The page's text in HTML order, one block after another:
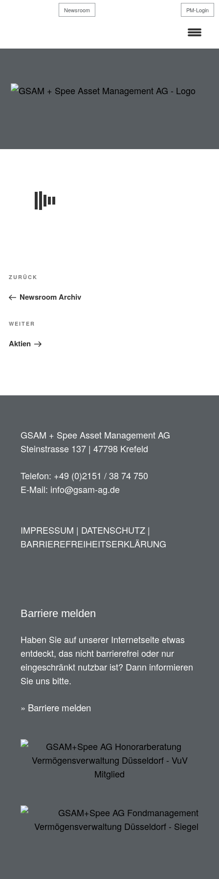
Newsroom PM-Login
Vorheriger
ZURÜCK
Newsroom Archiv
Nächster
WEITER
Aktien
GSAM + Spee Asset Management AG
Steinstrasse 137 | 47798 Krefeld
Telefon: +49 (0)2151 / 38 74 750
E-Mail: info@gsam-ag.de
IMPRESSUM | DATENSCHUTZ |
BARRIEREFREIHEITSERKLÄRUNG
Barriere melden
Haben Sie auf unserer Internetseite etwas
entdeckt, das nicht barrierefrei oder nur
eingeschränkt nutzbar ist? Dann informieren
Sie uns bitte.
» Barriere melden